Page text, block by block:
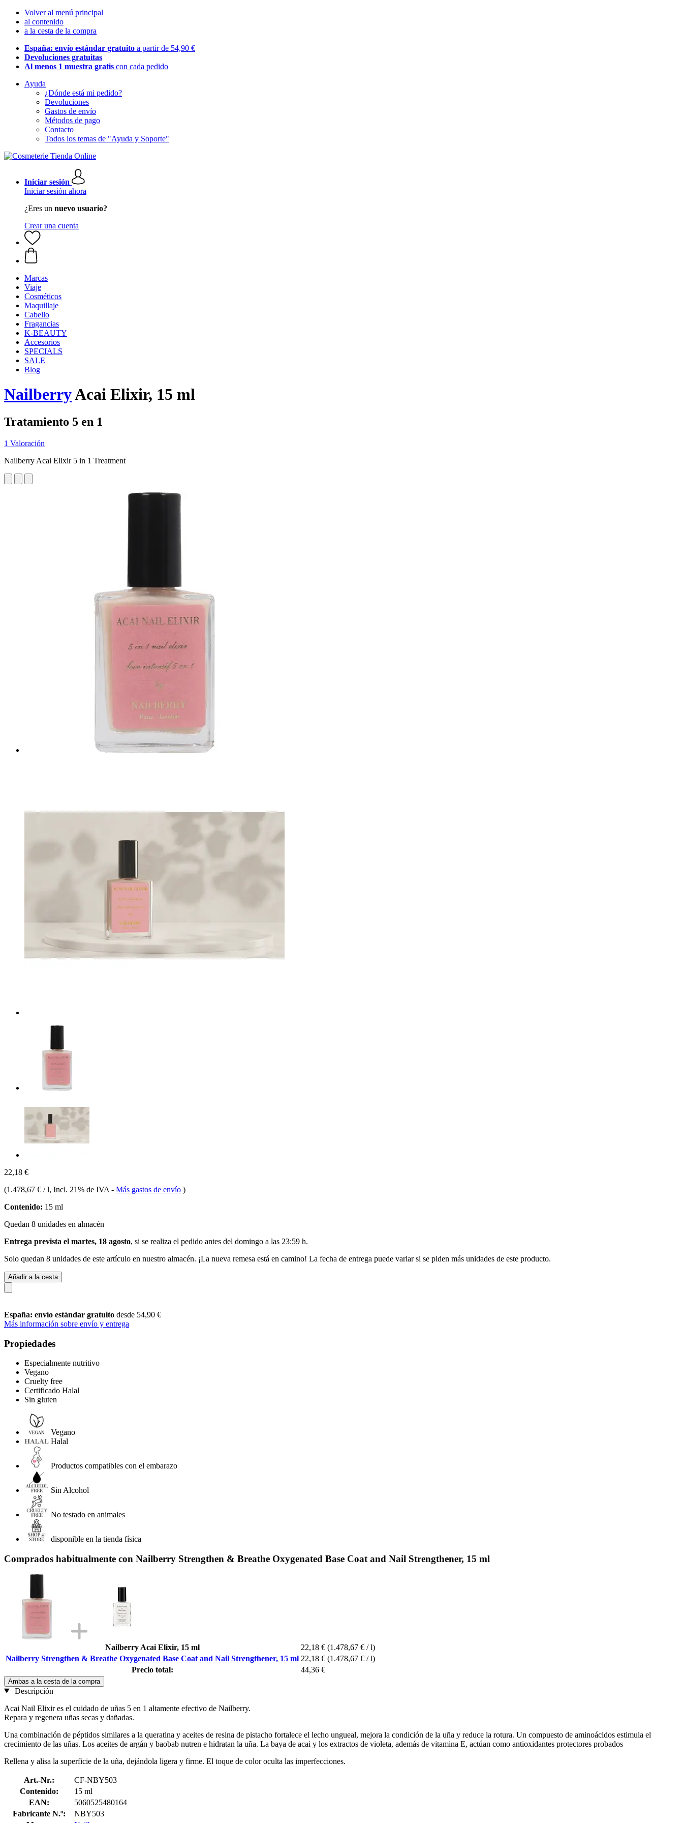
Volver al menú principal
al contenido
a la cesta de la compra
España: envío estándar gratuito a partir de 54,90 €
Devoluciones gratuitas
Al menos 1 muestra gratis con cada pedido
Ayuda
¿Dónde está mi pedido?
Devoluciones
Gastos de envío
Métodos de pago
Contacto
Todos los temas de "Ayuda y Soporte"
Iniciar sesión
Iniciar sesión ahora
¿Eres un nuevo usuario?
Crear una cuenta
Marcas
Viaje
Cosméticos
Maquillaje
Cabello
Fragancias
K-BEAUTY
Accesorios
SPECIALS
SALE
Blog
NailberryAcai Elixir, 15 ml
Tratamiento 5 en 1
1 Valoración
Nailberry Acai Elixir 5 in 1 Treatment
22,18 €
(1.478,67 € / l, Incl. 21% de IVA - Más gastos de envío )
Contenido: 15 ml
Quedan 8 unidades en almacén
Entrega prevista el martes, 18 agosto, si se realiza el pedido antes del domingo a las 23:59 h.
Solo quedan 8 unidades de este artículo en nuestro almacén. ¡La nueva remesa está en camino! La fecha de entrega puede variar si se piden más unidades de este producto.
Añadir a la cesta
España: envío estándar gratuito desde 54,90 €
Más información sobre envío y entrega
Propiedades
Especialmente nutritivo
Vegano
Cruelty free
Certificado Halal
Sin gluten
Vegano
Halal
Productos compatibles con el embarazo
Sin Alcohol
No testado en animales
disponible en la tienda física
Comprados habitualmente con Nailberry Strengthen & Breathe Oxygenated Base Coat and Nail Strengthener, 15 ml
Nailberry Acai Elixir, 15 ml 22,18 € (1.478,67 € / l)
Nailberry Strengthen & Breathe Oxygenated Base Coat and Nail Strengthener, 15 ml 22,18 € (1.478,67 € / l)
Precio total:
44,36 €
Ambas a la cesta de la compra
Descripción
Acai Nail Elixir es el cuidado de uñas 5 en 1 altamente efectivo de Nailberry.
Repara y regenera uñas secas y dañadas.
Una combinación de péptidos similares a la queratina y aceites de resina de pistacho fortalece el lecho ungueal, mejora la condición de la uña y reduce la rotura. Un compuesto de aminoácidos estimula el
crecimiento de las uñas. Los aceites de argán y baobab nutren e hidratan la uña. La baya de acai y los extractos de violeta, además de vitamina E, actúan como antioxidantes protectores probados
Rellena y alisa la superficie de la uña, dejándola ligera y firme. El toque de color oculta las imperfecciones.
Art.-Nr.:
CF-NBY503
Contenido:
15 ml
EAN:
5060525480164
Fabricante N.º:
NBY503